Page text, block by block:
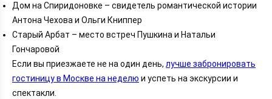
Дом на Спиридоновке – свидетель романтической истории
Антона Чехова и Ольги Книппер
Старый Арбат – место встреч Пушкина и Натальи
Гончаровой
Если вы приезжаете не на один день, лучше забронировать
гостиницу в Москве на неделю и успеть на экскурсии и
спектакли.